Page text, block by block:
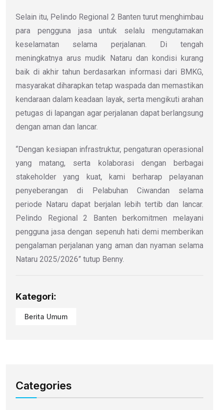
Selain itu, Pelindo Regional 2 Banten turut menghimbau
para pengguna jasa untuk selalu mengutamakan
keselamatan selama perjalanan. Di tengah
meningkatnya arus mudik Nataru dan kondisi kurang
baik di akhir tahun berdasarkan informasi dari BMKG,
masyarakat diharapkan tetap waspada dan memastikan
kendaraan dalam keadaan layak, serta mengikuti arahan
petugas di lapangan agar perjalanan dapat berlangsung
dengan aman dan lancar.
“Dengan kesiapan infrastruktur, pengaturan operasional
yang matang, serta kolaborasi dengan berbagai
stakeholder yang kuat, kami berharap pelayanan
penyeberangan di Pelabuhan Ciwandan selama
periode Nataru dapat berjalan lebih tertib dan lancar.
Pelindo Regional 2 Banten berkomitmen melayani
pengguna jasa dengan sepenuh hati demi memberikan
pengalaman perjalanan yang aman dan nyaman selama
Nataru 2025/2026” tutup Benny.
Kategori:
Berita Umum
Categories